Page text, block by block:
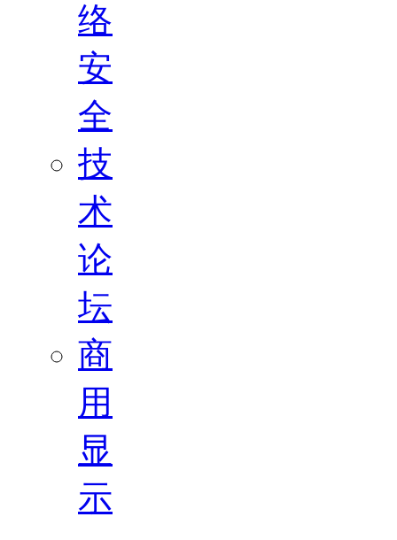
络
安
全
技
术
论
坛
商
用
显
示